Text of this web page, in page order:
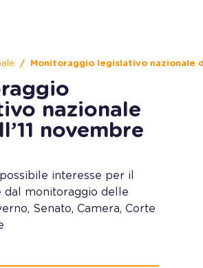
Monitoraggio legislativo nazionale
nazionale
novembre
interesse per il
dal monitoraggio delle
Senato, Camera, Corte